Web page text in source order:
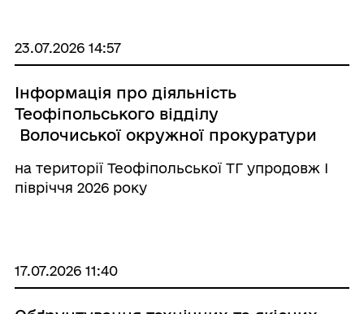
23.07.2026 14:57
Інформація про діяльність
Теофіпольського відділу
Волочиської окружної прокуратури
на території Теофіпольської ТГ упродовж І
півріччя 2026 року
17.07.2026 11:40